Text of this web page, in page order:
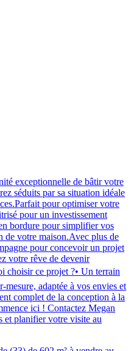
exceptionnelle de bâtir votre
séduits par sa situation idéale
pour optimiser votre
pour un investissement
bordure pour simplifier vos
de votre maison.Avec plus de
pour concevoir un projet
votre rêve de devenir
ce projet ?• Un terrain
mesure, adaptée à vos envies et
complet de la conception à la
ici ! Contactez Megan
planifier votre visite au